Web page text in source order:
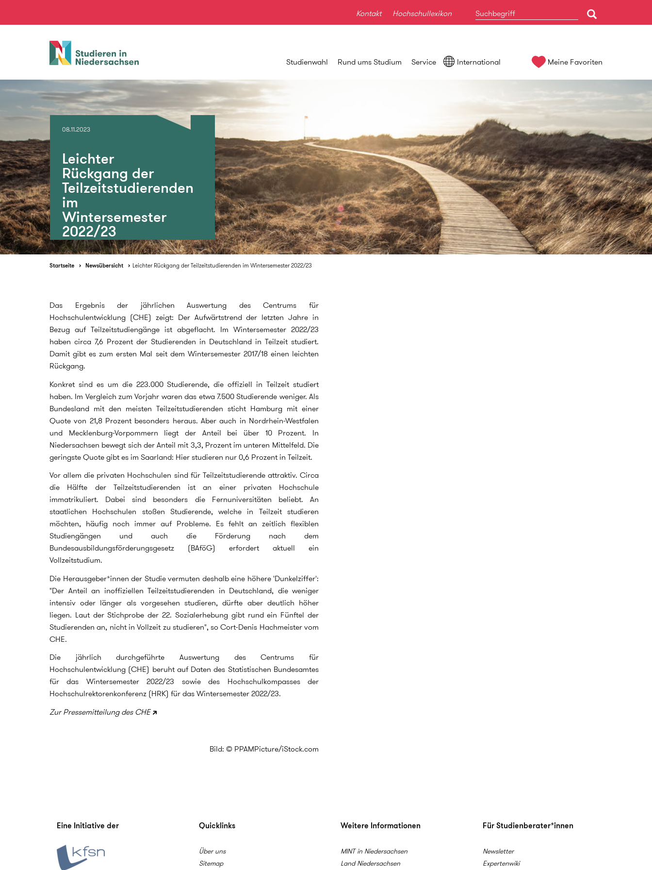
Kontakt Hochschullexikon
Studieren
in
Studienwahl Rund ums Studium Service International Meine Favoriten
08.11.2023
Leichter
Rückgang der
Teilzeitstudierenden
im
Wintersemester
2022/23
Startseite Newsübersicht Leichter Rückgang der Teilzeitstudierenden im Wintersemester 2022/23
Das Ergebnis der jährlichen Auswertung des Centrums für
Hochschulentwicklung (CHE) zeigt: Der Aufwärtstrend der letzten Jahre in
Bezug auf Teilzeitstudiengänge ist abgeflacht. Im Wintersemester 2022/23
haben circa 7,6 Prozent der Studierenden in Deutschland in Teilzeit studiert.
Damit gibt es zum ersten Mal seit dem Wintersemester 2017/18 einen leichten
Rückgang.
Konkret sind es um die 223.000 Studierende, die offiziell in Teilzeit studiert
haben. Im Vergleich zum Vorjahr waren das etwa 7.500 Studierende weniger. Als
Bundesland mit den meisten Teilzeitstudierenden sticht Hamburg mit einer
Quote von 21,8 Prozent besonders heraus. Aber auch in Nordrhein-Westfalen
und Mecklenburg-Vorpommern liegt der Anteil bei über 10 Prozent. In
Niedersachsen bewegt sich der Anteil mit 3,3, Prozent im unteren Mittelfeld. Die
geringste Quote gibt es im Saarland: Hier studieren nur 0,6 Prozent in Teilzeit.
Vor allem die privaten Hochschulen sind für Teilzeitstudierende attraktiv. Circa
die Hälfte der Teilzeitstudierenden ist an einer privaten Hochschule
immatrikuliert. Dabei sind besonders die Fernuniversitäten beliebt. An
staatlichen Hochschulen stoßen Studierende, welche in Teilzeit studieren
möchten, häufig noch immer auf Probleme. Es fehlt an zeitlich flexiblen
Studiengängen und auch die Förderung nach dem
Bundesausbildungsförderungsgesetz (BAföG) erfordert aktuell ein
Vollzeitstudium.
Die Herausgeber*innen der Studie vermuten deshalb eine höhere 'Dunkelziffer':
"Der Anteil an inoffiziellen Teilzeitstudierenden in Deutschland, die weniger
intensiv oder länger als vorgesehen studieren, dürfte aber deutlich höher
liegen. Laut der Stichprobe der 22. Sozialerhebung gibt rund ein Fünftel der
Studierenden an, nicht in Vollzeit zu studieren", so Cort-Denis Hachmeister vom
CHE.
Die jährlich durchgeführte Auswertung des Centrums für
Hochschulentwicklung (CHE) beruht auf Daten des Statistischen Bundesamtes
für das Wintersemester 2022/23 sowie des Hochschulkompasses der
Hochschulrektorenkonferenz (HRK) für das Wintersemester 2022/23.
Zur Pressemitteilung des CHE
Bild: © PPAMPicture/iStock.com
Eine Initiative der Quicklinks
Über uns
Sitemap
Weitere Informationen
MINT in Niedersachsen
Land Niedersachsen
Für Studienberater*innen
Newsletter
Expertenwiki